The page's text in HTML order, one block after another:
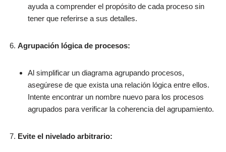
ayuda a comprender el propósito de cada proceso sin
tener que referirse a sus detalles.
Agrupación lógica de procesos:
Al simplificar un diagrama agrupando procesos,
asegúrese de que exista una relación lógica entre ellos.
Intente encontrar un nombre nuevo para los procesos
agrupados para verificar la coherencia del agrupamiento.
Evite el nivelado arbitrario: